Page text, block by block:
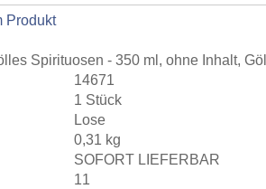
Produkt
Spirituosen - 350 ml, ohne Inhalt,
14671
1 Stück
Lose
0,31 kg
SOFORT LIEFERBAR
11